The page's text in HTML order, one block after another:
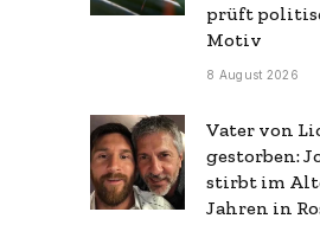
prüft
Motiv
8 August 2026
Vater von
gestorben:
stirbt im
Jahren in